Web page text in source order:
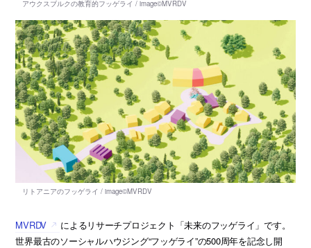
MVRDV
によるリサーチプロジェクト「未来のフッゲライ」です。
世界最古のソーシャルハウジング“フッゲライ”の500周年を記念し開